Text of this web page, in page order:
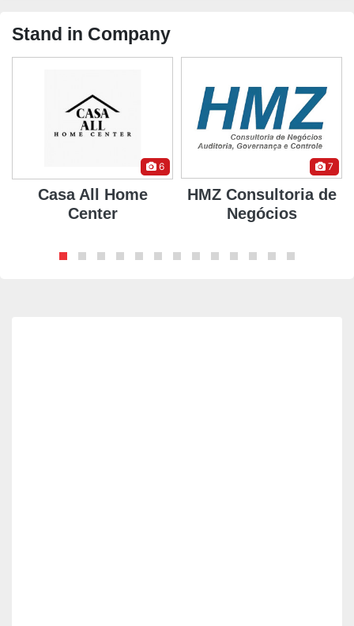
Stand in Company
6
Casa All Home
Center
7
HMZ Consultoria de
Negócios